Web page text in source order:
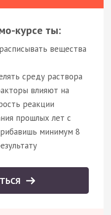
курсе ты:
вещества
среду раствора
влияют на
реакции
прошлых лет с
минимум 8